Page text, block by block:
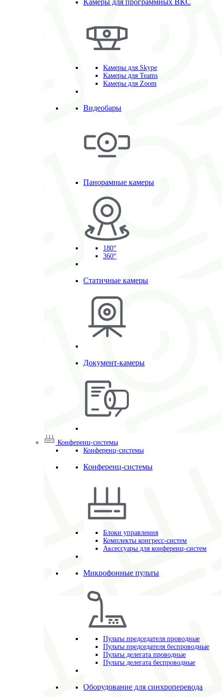
Камеры для программных ВКС
Камеры для Skype
Камеры для Teams
Камеры для Zoom
Видеобары
Панорамные камеры
180°
360°
Статичные камеры
Документ-камеры
Конференц-системы
Конференц-системы
Конференц-системы
Блоки управления
Комплекты конгресс-систем
Аксессуары для конференц-систем
Микрофонные пульты
Пульты председателя проводные
Пульты председателя беспроводные
Пульты делегата проводные
Пульты делегата беспроводные
Оборудование для синхроперевода